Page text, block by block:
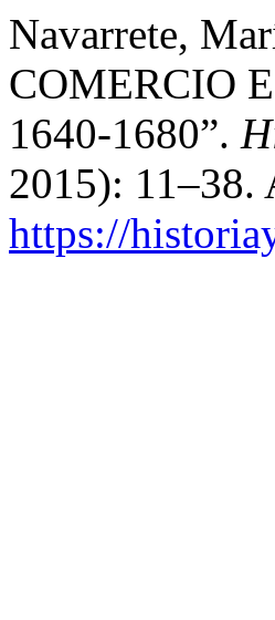
Navarrete,
COMERCIO
1640-1680”.
2015): 11–38.
https://